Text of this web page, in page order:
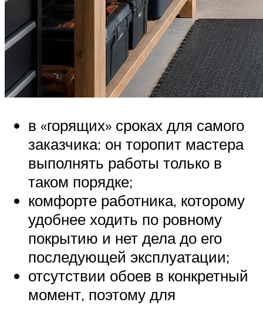
в «горящих» сроках для самого
заказчика: он торопит мастера
выполнять работы только в
таком порядке;
комфорте работника, которому
удобнее ходить по ровному
покрытию и нет дела до его
последующей эксплуатации;
отсутствии обоев в конкретный
момент, поэтому для